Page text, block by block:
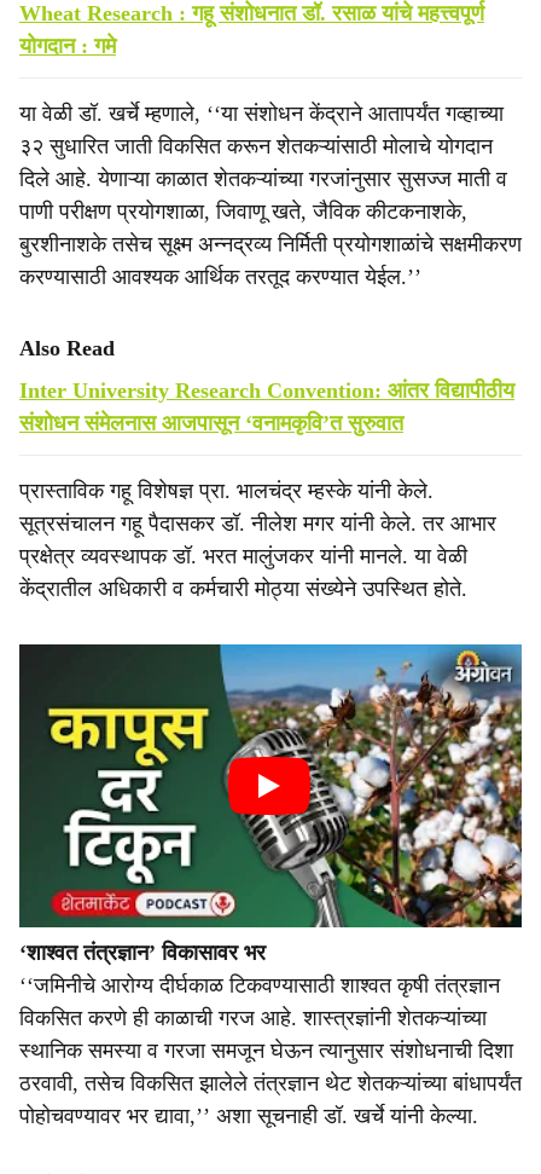
Wheat Research : गहू संशोधनात डॉ. रसाळ यांचे महत्त्वपूर्ण
योगदान : गमे
या वेळी डॉ. खर्चे म्हणाले, ‘‘या संशोधन केंद्राने आतापर्यंत गव्हाच्या
३२ सुधारित जाती विकसित करून शेतकऱ्यांसाठी मोलाचे योगदान
दिले आहे. येणाऱ्या काळात शेतकऱ्यांच्या गरजांनुसार सुसज्ज माती व
पाणी परीक्षण प्रयोगशाळा, जिवाणू खते, जैविक कीटकनाशके,
बुरशीनाशके तसेच सूक्ष्म अन्नद्रव्य निर्मिती प्रयोगशाळांचे सक्षमीकरण
करण्यासाठी आवश्यक आर्थिक तरतूद करण्यात येईल.’’
Also Read
Inter University Research Convention: आंतर विद्यापीठीय
संशोधन संमेलनास आजपासून ‘वनामकृवि’त सुरुवात
प्रास्ताविक गहू विशेषज्ञ प्रा. भालचंद्र म्हस्के यांनी केले.
सूत्रसंचालन गहू पैदासकर डॉ. नीलेश मगर यांनी केले. तर आभार
प्रक्षेत्र व्यवस्थापक डॉ. भरत मालुंजकर यांनी मानले. या वेळी
केंद्रातील अधिकारी व कर्मचारी मोठ्या संख्येने उपस्थित होते.
‘शाश्वत तंत्रज्ञान’ विकासावर भर
‘‘जमिनीचे आरोग्य दीर्घकाळ टिकवण्यासाठी शाश्वत कृषी तंत्रज्ञान
विकसित करणे ही काळाची गरज आहे. शास्त्रज्ञांनी शेतकऱ्यांच्या
स्थानिक समस्या व गरजा समजून घेऊन त्यानुसार संशोधनाची दिशा
ठरवावी, तसेच विकसित झालेले तंत्रज्ञान थेट शेतकऱ्यांच्या बांधापर्यंत
पोहोचवण्यावर भर द्यावा,’’ अशा सूचनाही डॉ. खर्चे यांनी केल्या.